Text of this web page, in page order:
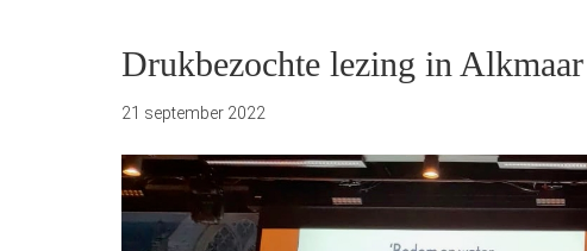
Drukbezochte lezing in Alkmaar
21 september 2022